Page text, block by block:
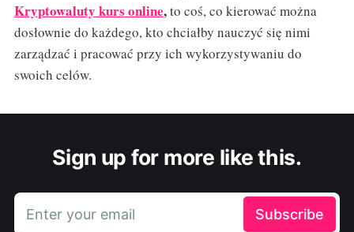
Kryptowaluty kurs online,to coś, co kierować można
dosłownie do każdego, kto chciałby nauczyć się nimi
zarządzać i pracować przy ich wykorzystywaniu do
swoich celów.
Sign up for more like this.
Enter your email Subscribe